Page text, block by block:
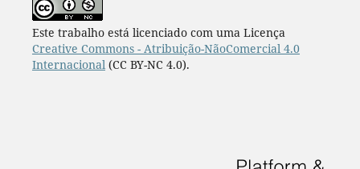
Este trabalho está licenciado com uma Licença
Creative Commons - Atribuição-NãoComercial 4.0
Internacional (CC BY-NC 4.0).